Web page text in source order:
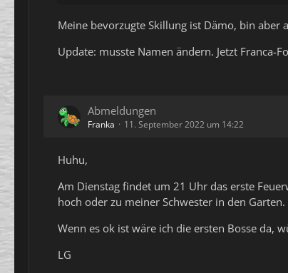
Meine bevorzugte Skillung ist Dämo, bin aber
Update: musste Namen ändern. Jetzt Franca-
Abmeldungen
Franka 11. September 2022 um 14:22
Huhu,
Am Dienstag findet um 21 Uhr das erste
hoch oder zu meiner Schwester in den Garten.
Wenn es ok ist wäre ich die ersten Bosse da,
LG